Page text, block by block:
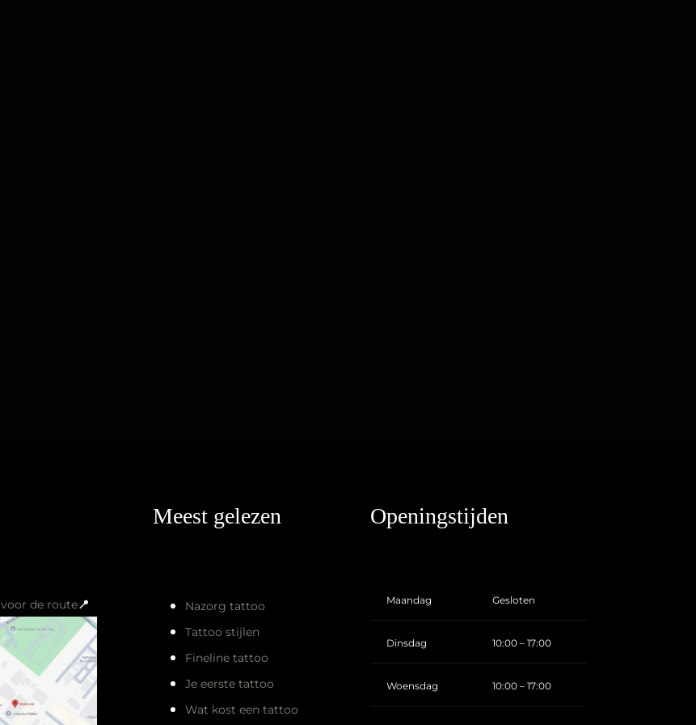
voor de route📍
Meest gelezen
Nazorg tattoo
Tattoo stijlen
Fineline tattoo
Je eerste tattoo
Wat kost een tattoo
Openingstijden
Maandag Gesloten
Dinsdag 10:00 – 17:00
Woensdag 10:00 – 17:00